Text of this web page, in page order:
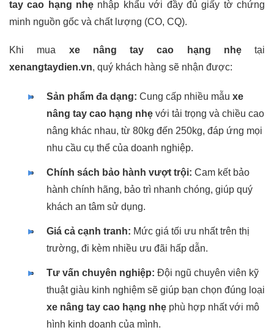
tay cao hạng nhẹ nhập khẩu với đầy đủ giấy tờ chứng
minh nguồn gốc và chất lượng (CO, CQ).
Khi mua xe nâng tay cao hạng nhẹtại
xenangtaydien.vn, quý khách hàng sẽ nhận được:
Sản phẩm đa dạng: Cung cấp nhiều mẫu xe
nâng tay cao hạng nhẹvới tải trọng và chiều cao
nâng khác nhau, từ 80kg đến 250kg, đáp ứng mọi
nhu cầu cụ thể của doanh nghiệp.
Chính sách bảo hành vượt trội: Cam kết bảo
hành chính hãng, bảo trì nhanh chóng, giúp quý
khách an tâm sử dụng.
Giá cả cạnh tranh: Mức giá tối ưu nhất trên thị
trường, đi kèm nhiều ưu đãi hấp dẫn.
Tư vấn chuyên nghiệp: Đội ngũ chuyên viên kỹ
thuật giàu kinh nghiệm sẽ giúp bạn chọn đúng loại
xe nâng tay cao hạng nhẹphù hợp nhất với mô
hình kinh doanh của mình.